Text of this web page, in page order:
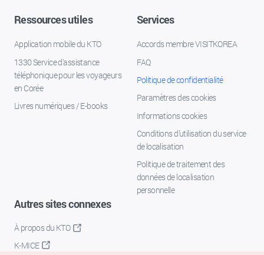
Ressources utiles
Application mobile du KTO
1330 Service d'assistance
téléphonique pour les voyageurs
en Corée
Livres numériques / E-books
Services
Accords membre VISITKOREA
FAQ
Politique de confidentialité
Paramètres des cookies
Informations cookies
Conditions d’utilisation du service
de localisation
Politique de traitement des
données de localisation
personnelle
Autres sites connexes
À propos du KTO
K-MICE